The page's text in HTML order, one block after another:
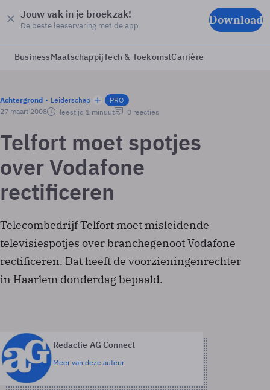
Jouw vak in je broekzak!
De beste leeservaring met de app Download
BusinessMaatschappijTech & ToekomstCarrière
Achtergrond Leiderschap
PRO
27 maart 2008
leestijd 1 minuut 0 reacties
Telfort moet spotjes
over Vodafone
rectificeren
Telecombedrijf Telfort moet misleidende
televisiespotjes over branchegenoot Vodafone
rectificeren. Dat heeft de voorzieningenrechter
in Haarlem donderdag bepaald.
Redactie AG Connect
Meer van deze auteur